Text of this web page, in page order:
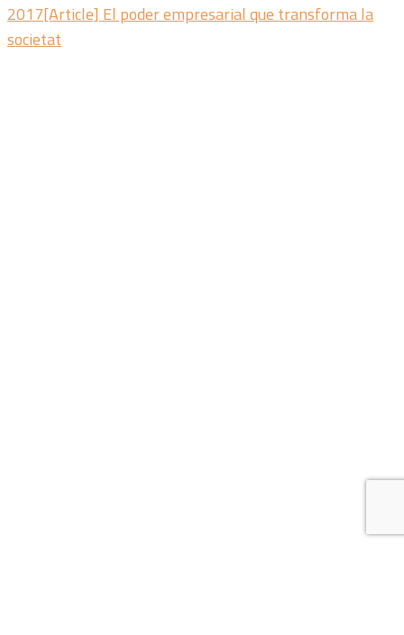
2017[Article] El poder empresarial que transforma la
societat